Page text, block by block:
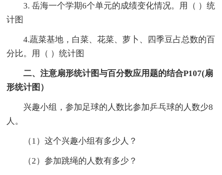
3. 岳海一个学期6个单元的成绩变化情况。用（ ）统
计图
4.蔬菜基地，白菜、花菜、萝卜、四季豆占总数的百
分比。用（ ）统计图
二、注意扇形统计图与百分数应用题的结合P107(扇
形统计图）
兴趣小组，参加足球的人数比参加乒乓球的人数少8
人。
（1）这个兴趣小组有多少人？
（2）参加跳绳的人数有多少？